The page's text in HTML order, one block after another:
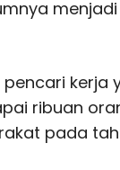
pencari
ribuan
pada